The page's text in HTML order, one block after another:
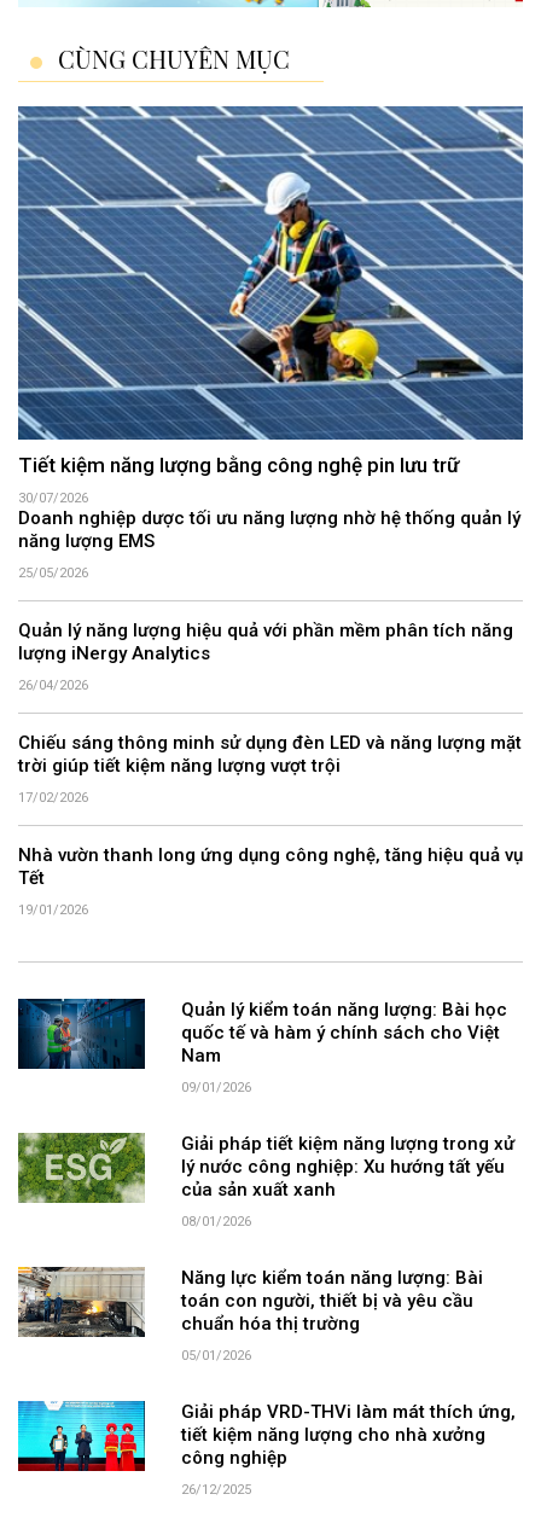
CÙNG CHUYÊN MỤC
Tiết kiệm năng lượng bằng công nghệ pin lưu trữ
30/07/2026
Doanh nghiệp dược tối ưu năng lượng nhờ hệ thống quản lý
năng lượng EMS
25/05/2026
Quản lý năng lượng hiệu quả với phần mềm phân tích năng
lượng iNergy Analytics
26/04/2026
Chiếu sáng thông minh sử dụng đèn LED và năng lượng mặt
trời giúp tiết kiệm năng lượng vượt trội
17/02/2026
Nhà vườn thanh long ứng dụng công nghệ, tăng hiệu quả vụ
Tết
19/01/2026
Quản lý kiểm toán năng lượng: Bài học
quốc tế và hàm ý chính sách cho Việt
Nam
09/01/2026
Giải pháp tiết kiệm năng lượng trong xử
lý nước công nghiệp: Xu hướng tất yếu
của sản xuất xanh
08/01/2026
Năng lực kiểm toán năng lượng: Bài
toán con người, thiết bị và yêu cầu
chuẩn hóa thị trường
05/01/2026
Giải pháp VRD-THVi làm mát thích ứng,
tiết kiệm năng lượng cho nhà xưởng
công nghiệp
26/12/2025